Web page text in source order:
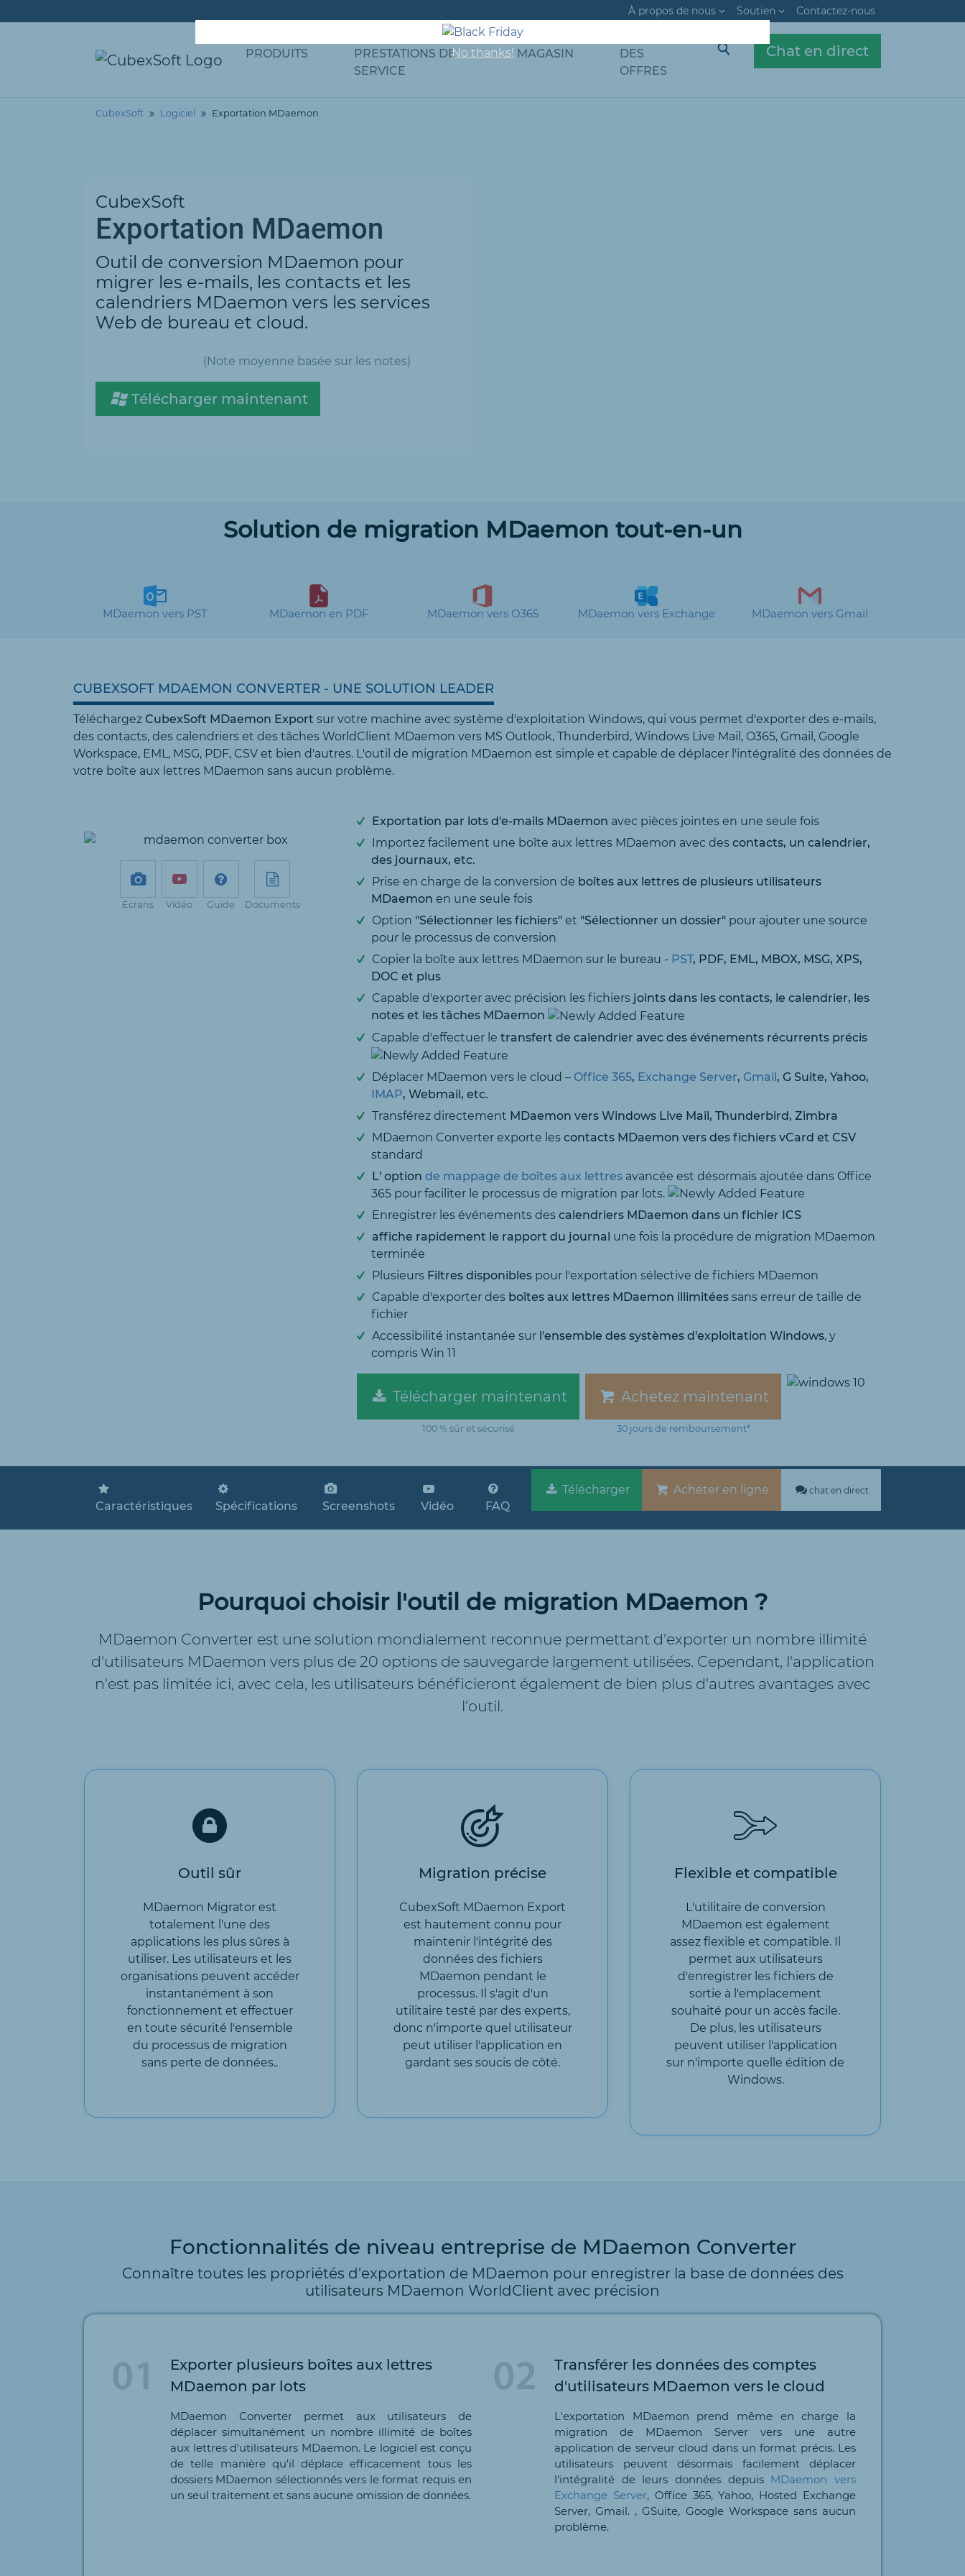
À propos de nous Soutien Contactez-nous
PRODUITS
PRESTATIONS DE
SERVICE
MAGASIN
DES
OFFRES
Chat en direct
CubexSoft Logiciel Exportation MDaemon
CubexSoft
Exportation MDaemon
Outil de conversion MDaemon pour
migrer les e-mails, les contacts et les
calendriers MDaemon vers les services
Web de bureau et cloud.
(Note moyenne basée sur les notes)
Télécharger maintenant
Solution de migration MDaemon tout-en-un
MDaemon vers PST MDaemon en PDF MDaemon vers O365 MDaemon vers Exchange MDaemon vers Gmail
CUBEXSOFT MDAEMON CONVERTER - UNE SOLUTION LEADER
Téléchargez CubexSoft MDaemon Export sur votre machine avec système d'exploitation Windows, qui vous permet d'exporter des e-mails,
des contacts, des calendriers et des tâches WorldClient MDaemon vers MS Outlook, Thunderbird, Windows Live Mail, O365, Gmail, Google
Workspace, EML, MSG, PDF, CSV et bien d'autres. L'outil de migration MDaemon est simple et capable de déplacer l'intégralité des données de
votre boîte aux lettres MDaemon sans aucun problème.
Écrans Vidéo Guide Documents
Exportation par lots d'e-mails MDaemon avec pièces jointes en une seule fois
Importez facilement une boîte aux lettres MDaemon avec des contacts, un calendrier,
des journaux, etc.
Prise en charge de la conversion de boîtes aux lettres de plusieurs utilisateurs
MDaemon en une seule fois
Option "Sélectionner les fichiers" et "Sélectionner un dossier" pour ajouter une source
pour le processus de conversion
Copier la boîte aux lettres MDaemon sur le bureau - PST, PDF, EML, MBOX, MSG, XPS,
DOC et plus
Capable d'exporter avec précision les fichiers joints dans les contacts, le calendrier, les
notes et les tâches MDaemon
Capable d'effectuer le transfert de calendrier avec des événements récurrents précis
Déplacer MDaemon vers le cloud – Office 365, Exchange Server, Gmail, G Suite, Yahoo,
IMAP, Webmail, etc.
Transférez directement MDaemon vers Windows Live Mail, Thunderbird, Zimbra
MDaemon Converter exporte les contacts MDaemon vers des fichiers vCard et CSV
standard
L' option de mappage de boîtes aux lettres avancée est désormais ajoutée dans Office
365 pour faciliter le processus de migration par lots.
Enregistrer les événements des calendriers MDaemon dans un fichier ICS
affiche rapidement le rapport du journal une fois la procédure de migration MDaemon
terminée
Plusieurs Filtres disponibles pour l'exportation sélective de fichiers MDaemon
Capable d'exporter des boîtes aux lettres MDaemon illimitées sans erreur de taille de
fichier
Accessibilité instantanée sur l'ensemble des systèmes d'exploitation Windows, y
compris Win 11
Télécharger maintenant
100 % sûr et sécurisé
Achetez maintenant
30 jours de remboursement*
Caractéristiques Spécifications Screenshots Vidéo FAQ
Télécharger Acheter en ligne chat en direct
Pourquoi choisir l'outil de migration MDaemon ?
MDaemon Converter est une solution mondialement reconnue permettant d'exporter un nombre illimité
d'utilisateurs MDaemon vers plus de 20 options de sauvegarde largement utilisées. Cependant, l'application
n'est pas limitée ici, avec cela, les utilisateurs bénéficieront également de bien plus d'autres avantages avec
l'outil.
Outil sûr
MDaemon Migrator est
totalement l'une des
applications les plus sûres à
utiliser. Les utilisateurs et les
organisations peuvent accéder
instantanément à son
fonctionnement et effectuer
en toute sécurité l'ensemble
du processus de migration
sans perte de données..
Migration précise
CubexSoft MDaemon Export
est hautement connu pour
maintenir l'intégrité des
données des fichiers
MDaemon pendant le
processus. Il s'agit d'un
utilitaire testé par des experts,
donc n'importe quel utilisateur
peut utiliser l'application en
gardant ses soucis de côté.
Flexible et compatible
L'utilitaire de conversion
MDaemon est également
assez flexible et compatible. Il
permet aux utilisateurs
d'enregistrer les fichiers de
sortie à l'emplacement
souhaité pour un accès facile.
De plus, les utilisateurs
peuvent utiliser l'application
sur n'importe quelle édition de
Windows.
Fonctionnalités de niveau entreprise de MDaemon Converter
Connaître toutes les propriétés d'exportation de MDaemon pour enregistrer la base de données des
utilisateurs MDaemon WorldClient avec précision
Exporter plusieurs boîtes aux lettres
MDaemon par lots
MDaemon Converter permet aux utilisateurs de
déplacer simultanément un nombre illimité de boîtes
aux lettres d'utilisateurs MDaemon. Le logiciel est conçu
de telle manière qu'il déplace efficacement tous les
dossiers MDaemon sélectionnés vers le format requis en
un seul traitement et sans aucune omission de données.
Transférer les données des comptes
d'utilisateurs MDaemon vers le cloud
L'exportation MDaemon prend même en charge la
migration de MDaemon Server vers une autre
application de serveur cloud dans un format précis. Les
utilisateurs peuvent désormais facilement déplacer
l'intégralité de leurs données depuis MDaemon vers
Exchange Server, Office 365, Yahoo, Hosted Exchange
Server, Gmail. , GSuite, Google Workspace sans aucun
problème.
No thanks!